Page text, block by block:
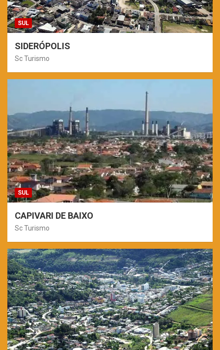
SUL
SIDERÓPOLIS
Sc Turismo
SUL
CAPIVARI DE BAIXO
Sc Turismo